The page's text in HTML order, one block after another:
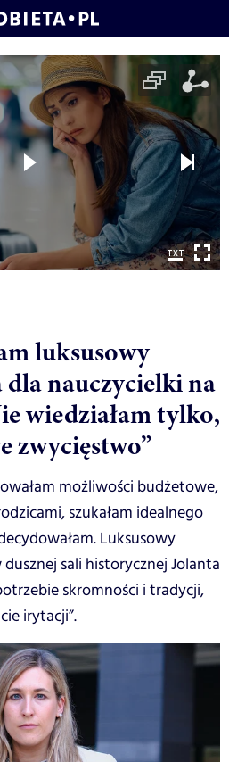
luksusowy
dla nauczycielki na
wiedziałam tylko,
zwycięstwo”
możliwości budżetowe,
szukałam idealnego
Luksusowy
sali historycznej Jolanta
skromności i tradycji,
irytacji”.